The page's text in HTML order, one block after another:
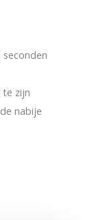
zijn
nabije